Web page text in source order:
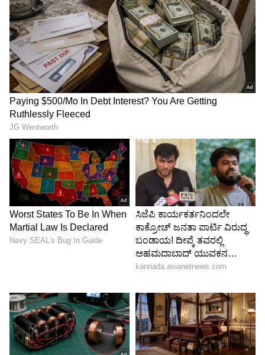
ಮಾಲ್ಗುಡಿ ಮೂಸಿಯಂ ವೀಕ್ಷಣೆ
ಇನ್ನೂ ಮಾಲ್ಗುಡಿ ಮೂಸಿಯಂ ವೀಕ್ಷಣೆಗೆ ರಾಜ್ಯದ ಹಲವಾರು
ಕಡೆಗಳಿಂದ ಪ್ರವಾಸಿಗರು ಬರುತ್ತಿದ್ದು ಸರಿಯಾದ
ವ್ಯವಸ್ಥೆಗಳಿಲ್ಲದೆ ಹೋಟಲ್‍ಗಳಿಲ್ಲ ಮತ್ತು ಶೌಚಾಲಯಗಳಂತೂ
ಇಲ್ಲದಿರುವುದು, ಕುಡಿಯುವ ಶುದ್ದ ನೀರಿನ ಘಟಕ ಸಹ
ಇಲ್ಲದಿರುವುದು ಸ್ಟೆಷನ್ ಪಕ್ಕದಲ್ಲಿನ ಶೌಚಾಲಯಗಳು ನೀರಿನ
ಸೌಲಭ್ಯಗಳಿಲ್ಲದೆ ಬಾಗಿಲುಗಳೆಲ್ಲಾ ಮುರಿದು ಹೋಗಿ
ತೆರೆದುಕೊಂಡಿರುವುದು ನಿರ್ವಹಣೆಯಲ್ಲದೆ ಇರುವುದನ್ನು
ಸಾಕ್ಷೀಕರಿಸುತ್ತಿವೆ.
ಇನ್ನಾದರೂ ರೈಲ್ವೆ ಇಲಾಖೆಯ ಹಿರಿಯ ಅಧಿಕಾರಿಗಳು ಮತ್ತು
ಶಿವಮೊಗ್ಗ ಲೋಕಸಭಾ ಸದಸ್ಯ ಬಿ.ವೈ.ರಾಘವೇಂದ್ರ ಇತ್ತ
ಗಮನಹರಿಸುವ ಮೂಲಕ ಅರಸಾಳು ಮಾಲ್ಗುಡಿ ಮೂಸಿಯಂ
ಗಮನಹರಿಸಬೇಕಿದೆ.